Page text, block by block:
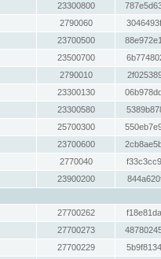
23300800
2790060
23700500
23500700
2790010
23300130
23300580
25700300
23700600
2770040
23900200
27700262
27700273
27700229